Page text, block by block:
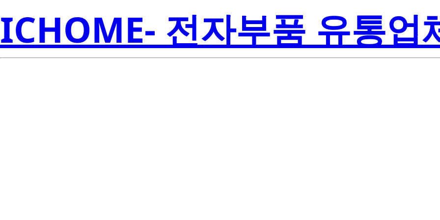
ICHOME- 전자부품 유통업